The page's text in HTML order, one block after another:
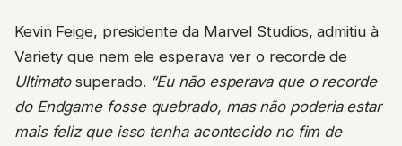
Kevin Feige, presidente da Marvel Studios, admitiu à
Variety que nem ele esperava ver o recorde de
Ultimatosuperado. “Eu não esperava que o recorde
do Endgame fosse quebrado, mas não poderia estar
mais feliz que isso tenha acontecido no fim de